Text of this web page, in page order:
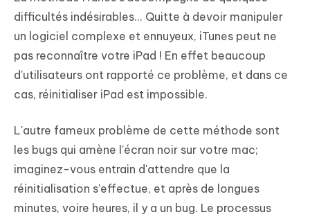
difficultés indésirables... Quitte à devoir manipuler
un logiciel complexe et ennuyeux, iTunes peut ne
pas reconnaître votre iPad ! En effet beaucoup
d'utilisateurs ont rapporté ce problème, et dans ce
cas, réinitialiser iPad est impossible.
L'autre fameux problème de cette méthode sont
les bugs qui amène l'écran noir sur votre mac;
imaginez-vous entrain d'attendre que la
réinitialisation s'effectue, et après de longues
minutes, voire heures, il y a un bug. Le processus